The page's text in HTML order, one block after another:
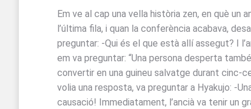
Em ve al cap una vella història zen, en què un
l’última fila, i quan la conferència acabava,
preguntar: -Qui és el que està allí assegut? I
em va preguntar: “Una persona desperta
convertir en una guineu salvatge durant cinc-
volia una resposta, va preguntar a Hyakujo: -
causació! Immediatament, l’ancià va tenir un